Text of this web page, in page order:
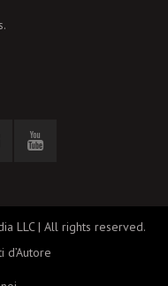
LLC | All rights reserved.